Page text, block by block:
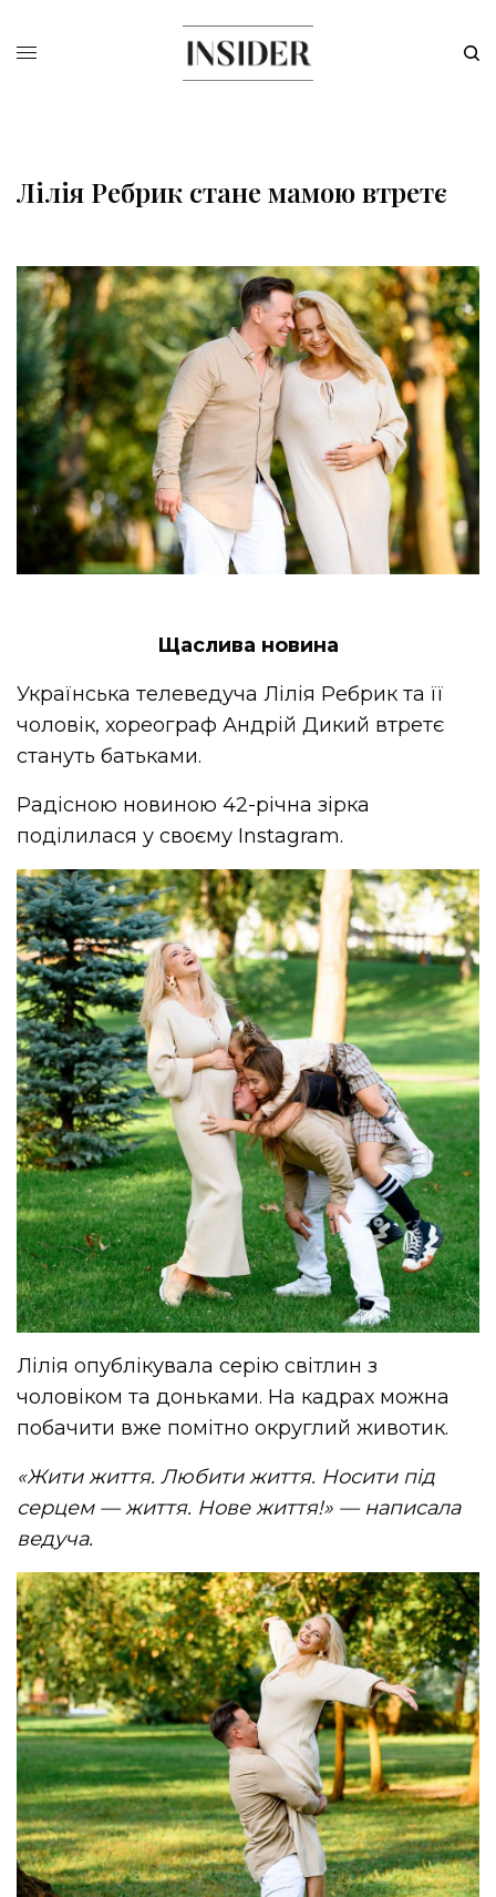
Лілія Ребрик стане мамою втретє
Щаслива новина
Українська телеведуча Лілія Ребрик та її
чоловік, хореограф Андрій Дикий втретє
стануть батьками.
Радісною новиною 42-річна зірка
поділилася у своєму Instagram.
Лілія опублікувала серію світлин з
чоловіком та доньками. На кадрах можна
побачити вже помітно округлий животик.
«Жити життя. Любити життя. Носити під
серцем — життя. Нове життя!» — написала
ведуча.